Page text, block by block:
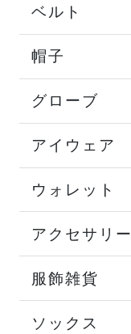
ベルト
帽子
グローブ
アイウェア
ウォレット
アクセサリー
服飾雑貨
ソックス